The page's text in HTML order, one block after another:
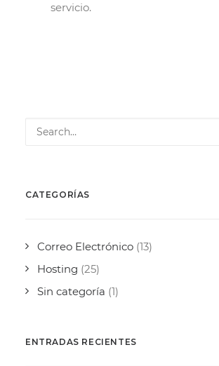
servicio.
CATEGORÍAS
Correo Electrónico (13)
Hosting (25)
Sin categoría (1)
ENTRADAS RECIENTES